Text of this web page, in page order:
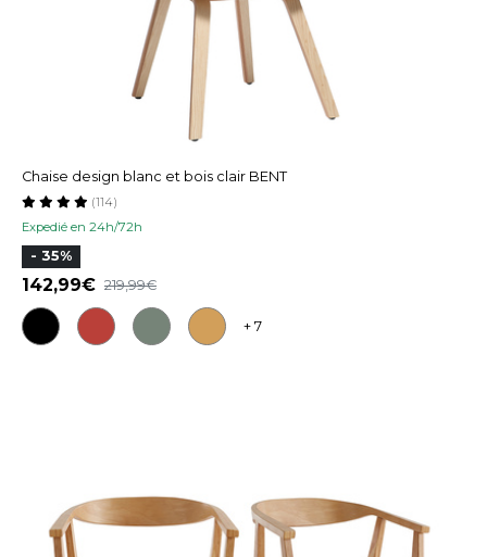
Chaise design blanc et bois clair BENT
Expedié en 24h/72h
(114)
- 35%
142,99 219,99
+ 7